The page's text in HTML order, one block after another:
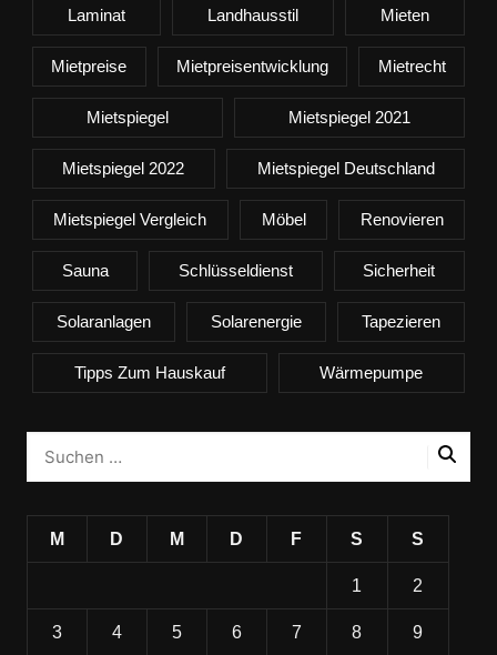
Laminat Landhausstil Mieten
Mietpreise Mietpreisentwicklung Mietrecht
Mietspiegel Mietspiegel 2021
Mietspiegel 2022 Mietspiegel Deutschland
Mietspiegel Vergleich Möbel Renovieren
Sauna Schlüsseldienst Sicherheit
Solaranlagen Solarenergie Tapezieren
Tipps Zum Hauskauf Wärmepumpe
M D M D F S S
1 2
3 4 5 6 7 8 9